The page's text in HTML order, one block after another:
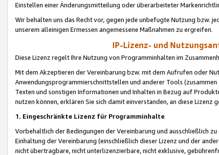
Einstellen einer Änderungsmitteilung oder überarbeiteter
Wir behalten uns das Recht vor, gegen jede unbefugte Nutzung bzw.
unserem alleinigen Ermessen angemessene Maßnahmen zu ergreifen.
IP-Lizenz- und
Diese Lizenz regelt Ihre Nutzung von Programminhalten im
Mit dem Akzeptieren der Vereinbarung bzw. mit dem Aufrufen oder
Anwendungsprogrammierschnittstellen und anderer Tools (zusammen
Texten und sonstigen Informationen und Inhalten in Bezug auf
nutzen können, erklären Sie sich damit einverstanden, an diese Lizenz
1. Eingeschränkte Lizenz für Programminhalte
Vorbehaltlich der Bedingungen der Vereinbarung und ausschließlich
Einhaltung der Vereinbarung (einschließlich dieser Lizenz und der
nicht übertragbare, nicht unterlizenzierbare, nicht exklusive,